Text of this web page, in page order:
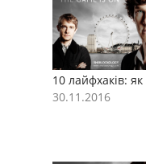
10 лайфхаків: як
30.11.2016